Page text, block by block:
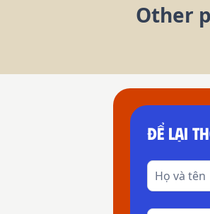
Other
ĐỂ LẠI